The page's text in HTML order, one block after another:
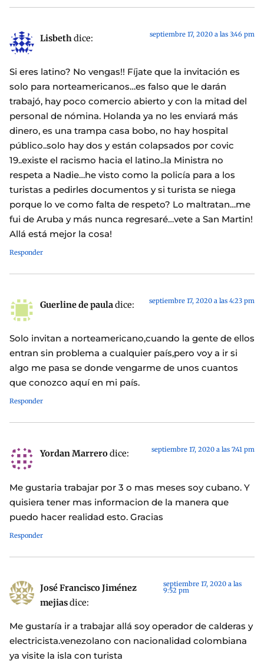
Lisbethdice: septiembre 17, 2020 a las 3:46 pm
Si eres latino? No vengas!! Fíjate que la invitación es
solo para norteamericanos…es falso que le darán
trabajó, hay poco comercio abierto y con la mitad del
personal de nómina. Holanda ya no les enviará más
dinero, es una trampa casa bobo, no hay hospital
público..solo hay dos y están colapsados por covic
19..existe el racismo hacia el latino..la Ministra no
respeta a Nadie…he visto como la policía para a los
turistas a pedirles documentos y si turista se niega
porque lo ve como falta de respeto? Lo maltratan…me
fui de Aruba y más nunca regresaré…vete a San Martin!
Allá está mejor la cosa!
Responder
Guerline de pauladice: septiembre 17, 2020 a las 4:23 pm
Solo invitan a norteamericano,cuando la gente de ellos
entran sin problema a cualquier país,pero voy a ir si
algo me pasa se donde vengarme de unos cuantos
que conozco aquí en mi país.
Responder
Yordan Marrerodice: septiembre 17, 2020 a las 7:41 pm
Me gustaria trabajar por 3 o mas meses soy cubano. Y
quisiera tener mas informacion de la manera que
puedo hacer realidad esto. Gracias
Responder
José Francisco Jiménez
mejiasdice:
septiembre 17, 2020 a las
9:52 pm
Me gustaría ir a trabajar allá soy operador de calderas y
electricista.venezolano con nacionalidad colombiana
ya visite la isla con turista